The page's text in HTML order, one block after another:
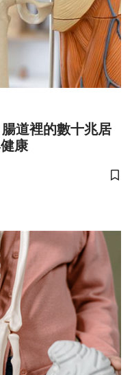
道裡的數十兆居
康
儲